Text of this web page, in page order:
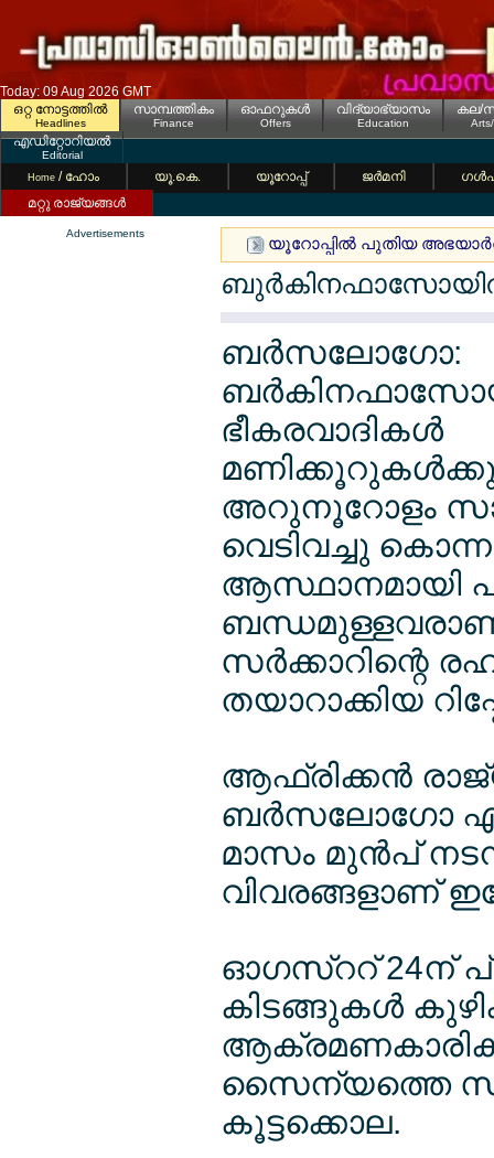
Today: 09 Aug 2026 GMT
ഒറ്റ നോട്ടത്തില്‍
Headlines
സാമ്പത്തികം
Finance
ഓഫറുകള്‍
Offers
വിദ്യാഭ്യാസം
Education
കല/
എഡിറ്റോറിയല്‍
Editorial
Home / ഹോം യൂ.കെ. യൂറോപ്പ് ജര്‍മനി
മറ്റു രാജ്യങ്ങള്‍
Advertisements
യൂറോപ്പില്‍ പുതിയ
ബുര്‍കിനഫാസോയില്‍
ബര്‍സലോഗോ:
ഭീകരവാദികള്‍
അറുനൂറോളം
വെടിവച്ചു
ആസ്ഥാനമായി
തയാറാക്കിയ
ആഫ്രിക്കന്‍
ബര്‍സലോഗോ
മാസം മുന്‍പ്
വിവരങ്ങളാണ്
ഓഗസ്ററ് 24ന്
കിടങ്ങുകള്‍
സൈന്യത്തെ
കൂട്ടക്കൊല.